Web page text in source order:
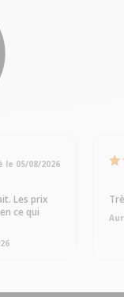
le 05/08/2026
Les prix
ce qui